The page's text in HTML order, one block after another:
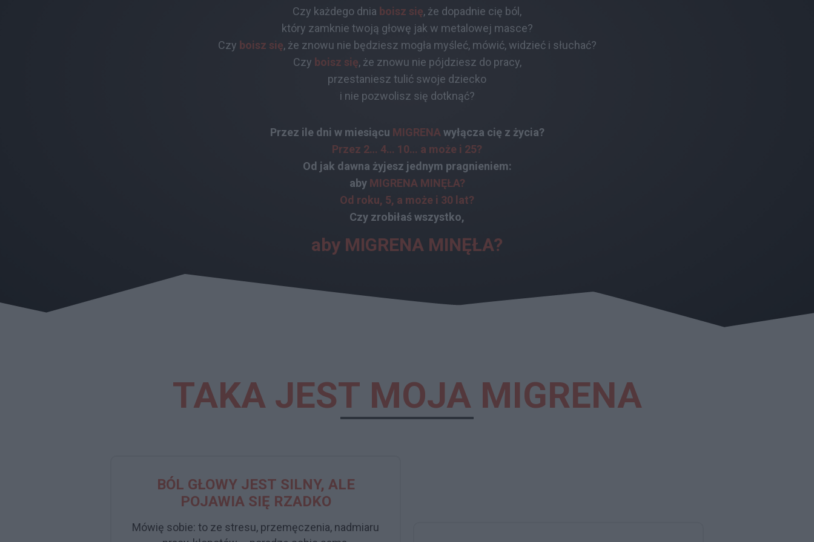
Czy każdego dnia boisz się, że dopadnie cię ból,
który zamknie twoją głowę jak w metalowej masce?
Czy boisz się, że znowu nie będziesz mogła myśleć, mówić, widzieć i słuchać?
Czy boisz się, że znowu nie pójdziesz do pracy,
przestaniesz tulić swoje dziecko
i nie pozwolisz się dotknąć?
Przez ile dni w miesiącu MIGRENA wyłącza cię z życia?
Przez 2… 4… 10… a może i 25?
Od jak dawna żyjesz jednym pragnieniem:
aby MIGRENA MINĘŁA?
Od roku, 5, a może i 30 lat?
Czy zrobiłaś wszystko,
aby MIGRENA MINĘŁA?
TAKA JEST MOJA MIGRENA
BÓL GŁOWY JEST SILNY, ALE
POJAWIA SIĘ RZADKO
Mówię sobie: to ze stresu, przemęczenia, nadmiaru